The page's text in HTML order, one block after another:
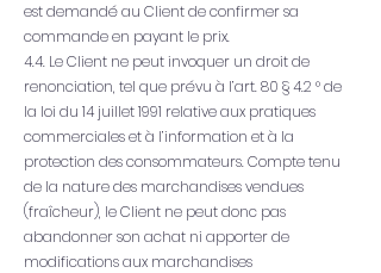
est demandé au Client de confirmer sa
commande en payant le prix.
4.4. Le Client ne peut invoquer un droit de
renonciation, tel que prévu à l’art. 80 § 4.2 ° de
la loi du 14 juillet 1991 relative aux pratiques
commerciales et à l’information et à la
protection des consommateurs. Compte tenu
de la nature des marchandises vendues
(fraîcheur), le Client ne peut donc pas
abandonner son achat ni apporter de
modifications aux marchandises